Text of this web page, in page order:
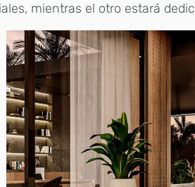
mientras el otro estará